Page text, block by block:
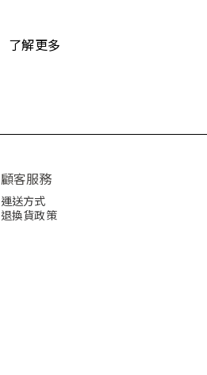
了解更多
顧客服務
運送方式
退換貨政策